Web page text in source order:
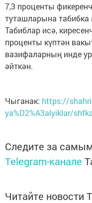
7,3 проценты
туташларына
Табиблар исә,
проценты күптән
вазифаларның инде
әйткән.
Чыганак: https://
ya%D2%A3alyiklar/
Следите за
Telegram-канале
Читайте новости